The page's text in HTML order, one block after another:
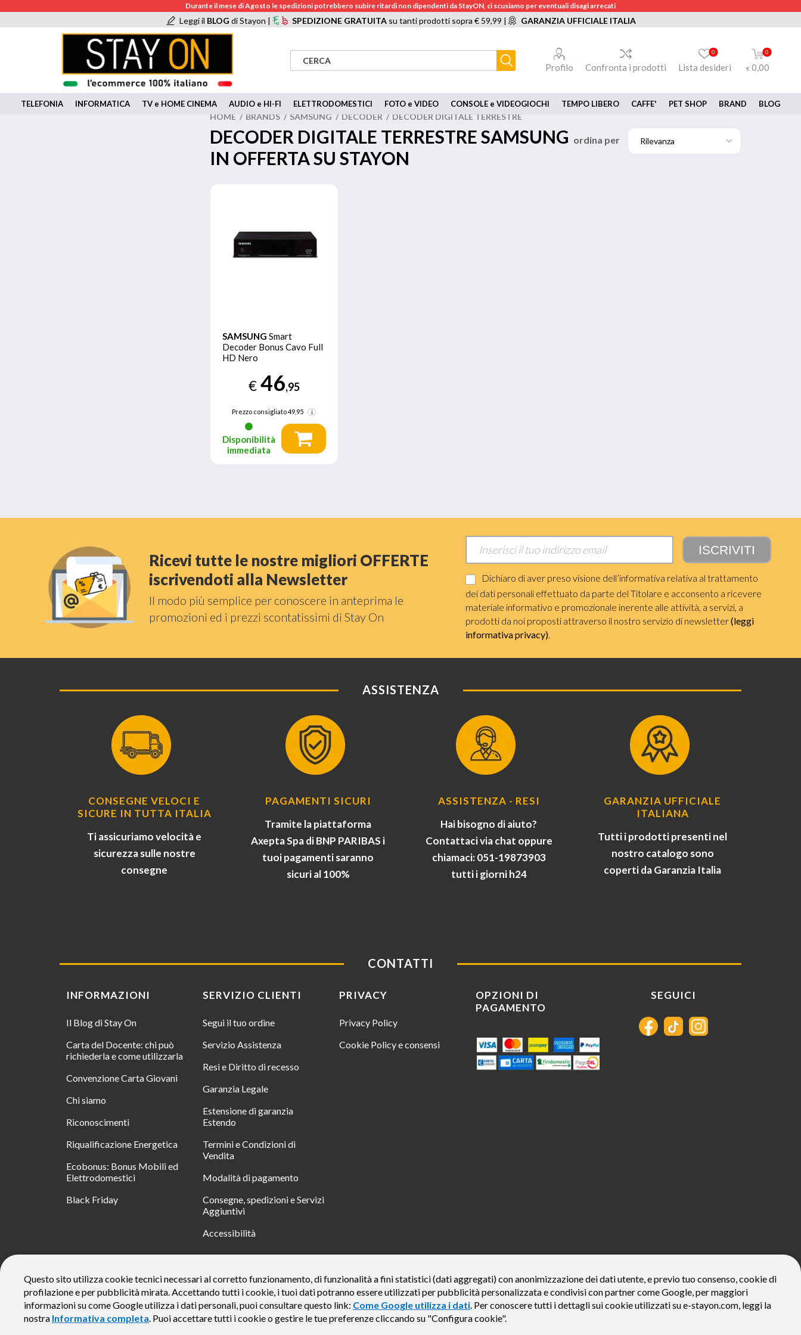
Durante il mese di Agosto le spedizioni potrebbero subire ritardi non dipendenti da StayON, ci scusiamo per eventuali disagi arrecati
Leggi il BLOGdi Stayon | SPEDIZIONE GRATUITAsu tanti prodotti sopra € 59,99 | GARANZIA UFFICIALE ITALIA
Profilo Confronta i prodotti Lista desideri
0 0
€ 0,00
TELEFONIA INFORMATICA TV e HOME CINEMA AUDIO e HI-FI ELETTRODOMESTICI FOTO e VIDEO CONSOLE e VIDEOGIOCHI TEMPO LIBERO CAFFE' PET SHOP BRAND BLOG
HOME / BRANDS / SAMSUNG / DECODER / DECODER DIGITALE TERRESTRE
DECODER DIGITALE TERRESTRE SAMSUNG
IN OFFERTA SU STAYON
ordina per
SAMSUNG Smart
Decoder Bonus Cavo Full
HD Nero
€ 46,95
Prezzo consigliato49,95
Disponibilità
immediata
Ricevi tutte le nostre migliori OFFERTE
iscrivendoti alla Newsletter
Il modo più semplice per conoscere in anteprima le
promozioni ed i prezzi scontatissimi di Stay On
Dichiaro di aver preso visione dell’informativa relativa al trattamento
dei dati personali effettuato da parte del Titolare e acconsento a ricevere
materiale informativo e promozionale inerente alle attività, a servizi, a
prodotti da noi proposti attraverso il nostro servizio di newsletter(leggi
informativa privacy).
ASSISTENZA
CONSEGNE VELOCI E
SICURE IN TUTTA ITALIA
Ti assicuriamo velocità e
sicurezza sulle nostre
consegne
PAGAMENTI SICURI
Tramite la piattaforma
Axepta Spa di BNP PARIBAS i
tuoi pagamenti saranno
sicuri al 100%
ASSISTENZA - RESI
Hai bisogno di aiuto?
Contattaci via chat oppure
chiamaci: 051-19873903
tutti i giorni h24
GARANZIA UFFICIALE
ITALIANA
Tutti i prodotti presenti nel
nostro catalogo sono
coperti da Garanzia Italia
CONTATTI
INFORMAZIONI
Il Blog di Stay On
Carta del Docente: chi può
richiederla e come utilizzarla
Convenzione Carta Giovani
Chi siamo
Riconoscimenti
Riqualificazione Energetica
Ecobonus: Bonus Mobili ed
Elettrodomestici
Black Friday
SERVIZIO CLIENTI
Segui il tuo ordine
Servizio Assistenza
Resi e Diritto di recesso
Garanzia Legale
Estensione di garanzia
Estendo
Termini e Condizioni di
Vendita
Modalità di pagamento
Consegne, spedizioni e Servizi
Aggiuntivi
Accessibilità
PRIVACY
Privacy Policy
Cookie Policy e consensi
OPZIONI DI
PAGAMENTO
SEGUICI
Messaggio pubblicitario con finalità promozionale. Offerta di credito finalizzato valida dal 07/07/2026 al 15/01/2027 come da esempio rappresentativo: Prezzo del bene € 800, Tan fisso 12,24% Taeg 12,95%, in 23
rate da € 40 costi accessori dell’offerta azzerati. Importo totale del credito € 800. Importo totale dovuto dal Consumatore € 920. Decorrenza media della prima rata a 90 giorni. Al fine di gestire le tue spese in modo
responsabile e di conoscere eventuali altre offerte disponibili, Findomestic ti ricorda, prima di sottoscrivere il contratto, di prendere visione di tutte le condizioni economiche e contrattuali, facendo riferimento
Questo sito utilizza cookie tecnici necessari al corretto funzionamento, di funzionalità a fini statistici (dati aggregati) con anonimizzazione dei dati utente, e previo tuo consenso, cookie di
profilazione e per pubblicità mirata. Accettando tutti i cookie, i tuoi dati potranno essere utilizzati per pubblicità personalizzata e condivisi con partner come Google, per maggiori
informazioni su come Google utilizza i dati personali, puoi consultare questo link: Come Google utilizza i dati. Per conoscere tutti i dettagli sui cookie utilizzati su e-stayon.com, leggi la
nostra Informativa completa. Puoi accettare tutti i cookie o gestire le tue preferenze cliccando su "Configura cookie".